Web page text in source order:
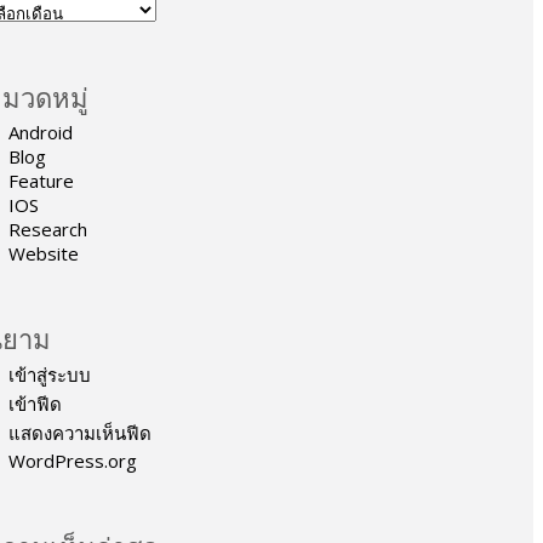
วดหมู่
Android
Blog
Feature
IOS
Research
Website
าม
เข้าสู่ระบบ
เข้าฟีด
แสดงความเห็นฟีด
WordPress.org